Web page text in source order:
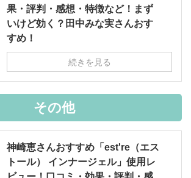
果・評判・感想・特徴など！まず
いけど効く？田中みな実さんおす
すめ！
続きを見る
その他
神崎恵さんおすすめ「est're（エス
トール） インナージェル」使用レ